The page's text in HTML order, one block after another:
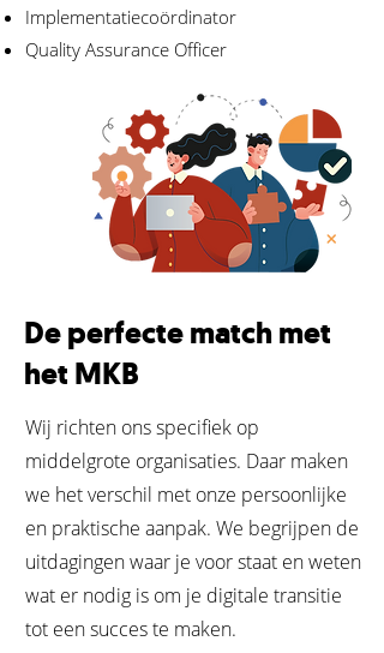
Implementatiecoördinator
Quality Assurance Officer
De perfecte match met
het MKB
Wij richten ons specifiek op
middelgrote organisaties. Daar maken
we het verschil met onze persoonlijke
en praktische aanpak. We begrijpen de
uitdagingen waar je voor staat en weten
wat er nodig is om je digitale transitie
tot een succes te maken.